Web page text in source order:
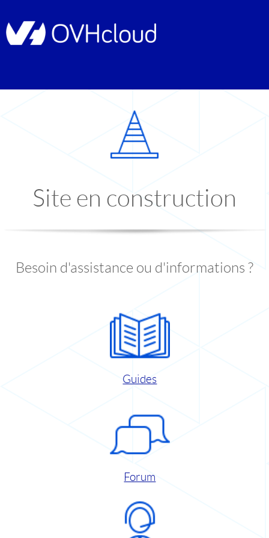
Site en construction
Besoin d'assistance ou d'informations ?
Guides
Forum